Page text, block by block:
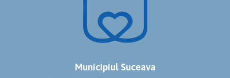
Municipiul Suceava